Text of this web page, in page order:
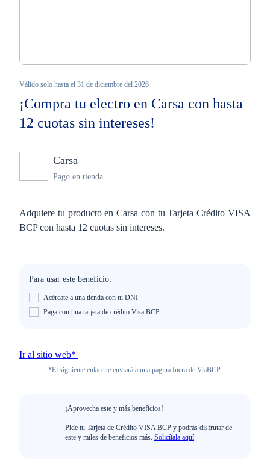
Válido solo hasta el 31 de diciembre del 2026
¡Compra tu electro en Carsa con hasta
12 cuotas sin intereses!
Carsa
Pago en tienda
Adquiere tu producto en Carsa con tu Tarjeta Crédito VISA
BCP con hasta 12 cuotas sin intereses.
Para usar este beneficio:
Acércate a una tienda con tu DNI
Paga con una tarjeta de crédito Visa BCP
Ir al sitio web*
*El siguiente enlace te enviará a una página fuera de ViaBCP.
¡Aprovecha este y más beneficios!
Pide tu Tarjeta de Crédito VISA BCP y podrás disfrutar de
este y miles de beneficios más. Solicítala aquí